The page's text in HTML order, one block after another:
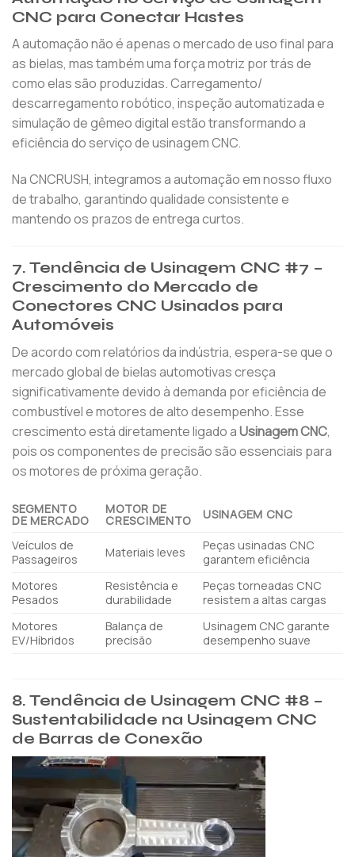
CNC para Conectar Hastes
A automação não é apenas o mercado de uso final para
as bielas, mas também uma força motriz por trás de
como elas são produzidas. Carregamento/
descarregamento robótico, inspeção automatizada e
simulação de gêmeo digital estão transformando a
eficiência do serviço de usinagem CNC.
Na CNCRUSH, integramos a automação em nosso fluxo
de trabalho, garantindo qualidade consistente e
mantendo os prazos de entrega curtos.
7. Tendência de Usinagem CNC #7 –
Crescimento do Mercado de
Conectores CNC Usinados para
Automóveis
De acordo com relatórios da indústria, espera-se que o
mercado global de bielas automotivas cresça
significativamente devido à demanda por eficiência de
combustível e motores de alto desempenho. Esse
crescimento está diretamente ligado aUsinagem CNC,
pois os componentes de precisão são essenciais para
os motores de próxima geração.
SEGMENTO
DE MERCADO
MOTOR DE
CRESCIMENTO USINAGEM CNC
Veículos de
Passageiros
Materiais leves
Peças usinadas CNC
garantem eficiência
Motores
Pesados
Resistência e
durabilidade
Peças torneadas CNC
resistem a altas cargas
Motores
EV/Híbridos
Balança de
precisão
Usinagem CNC garante
desempenho suave
8. Tendência de Usinagem CNC #8 –
Sustentabilidade na Usinagem CNC
de Barras de Conexão